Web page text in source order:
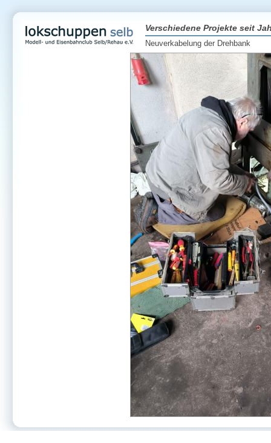
Verschiedene Projekte seit
Neuverkabelung der Drehbank